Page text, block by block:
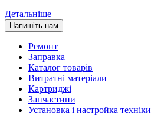
Детальніше
Напишіть нам
Ремонт
Заправка
Каталог товарів
Витратні матеріали
Картриджі
Запчастини
Установка і настройка техніки